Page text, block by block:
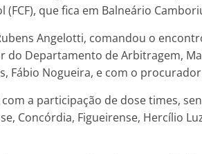
(FCF), que fica em Balneário
Angelotti, comandou o
do Departamento de Arbitragem,
Fábio Nogueira, e com o
a participação de dose times,
Concórdia, Figueirense, Hercílio